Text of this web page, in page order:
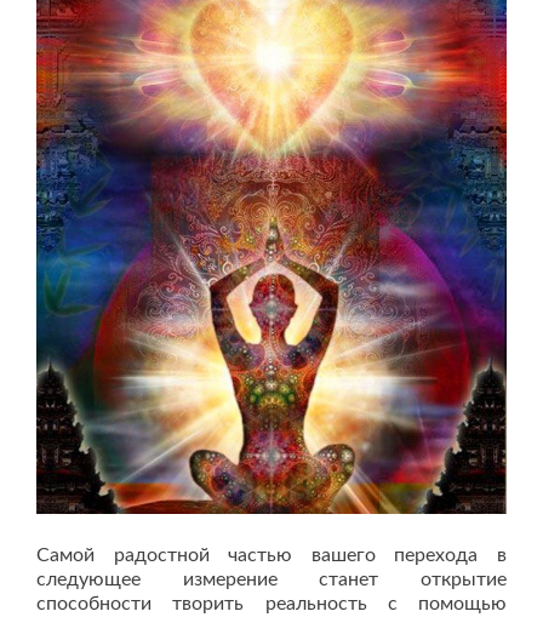
Самой радостной частью вашего перехода в
следующее измерение станет открытие
способности творить реальность с помощью